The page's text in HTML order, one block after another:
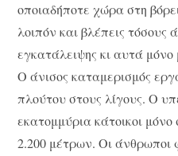
οποιαδήποτε χώρα στη
λοιπόν και βλέπεις
εγκατάλειψης κι αυτά
Ο άνισος καταμερισμός
πλούτου στους λίγους. Ο
εκατομμύρια κάτοικοι
2.200 μέτρων. Οι άνθρωποι